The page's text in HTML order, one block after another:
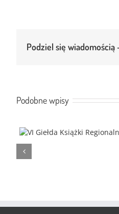
Podziel się wiadomością
Podobne wpisy